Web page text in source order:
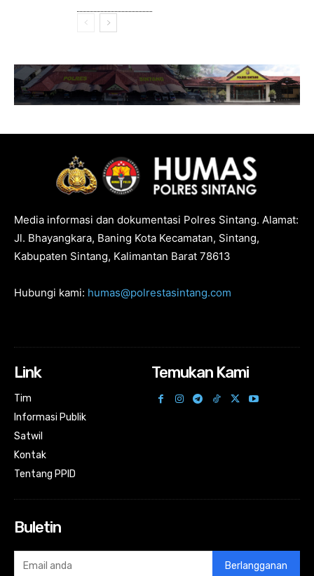
Media informasi dan dokumentasi Polres Sintang. Alamat:
Jl. Bhayangkara, Baning Kota Kecamatan, Sintang,
Kabupaten Sintang, Kalimantan Barat 78613
Hubungi kami: humas@polrestasintang.com
Link
Tim
Informasi Publik
Satwil
Kontak
Tentang PPID
Temukan Kami
Buletin
Berlangganan